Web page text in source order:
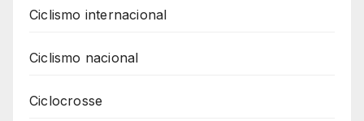
Ciclismo internacional
Ciclismo nacional
Ciclocrosse